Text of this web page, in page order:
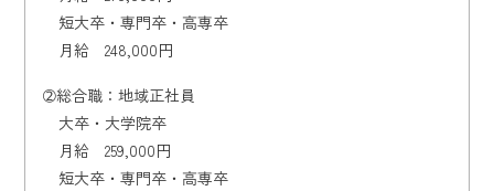
短大卒・専門卒・高専卒
月給 248,000円
➁総合職：地域正社員
大卒・大学院卒
月給 259,000円
短大卒・専門卒・高専卒